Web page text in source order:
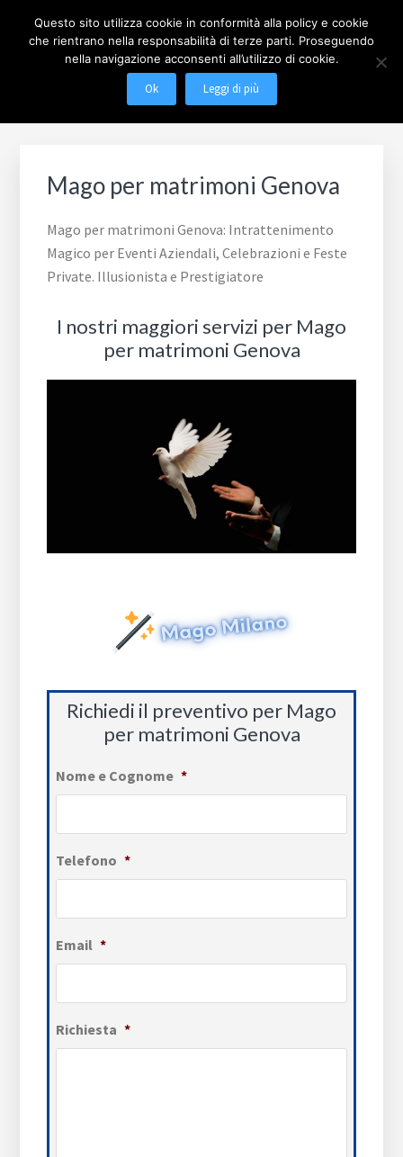
MAGO MILANO
Illusionista a Milano
Menu
Mago per matrimoni Genova
Mago per matrimoni Genova: Intrattenimento
Magico per Eventi Aziendali, Celebrazioni e Feste
Private. Illusionista e Prestigiatore
I nostri maggiori servizi per Mago
per matrimoni Genova
Richiedi il preventivo per Mago
per matrimoni Genova
Nome e Cognome *
Telefono *
Email *
Richiesta *
Questo sito utilizza cookie in conformità alla policy e cookie
che rientrano nella responsabilità di terze parti. Proseguendo
nella navigazione acconsenti all’utilizzo di cookie.
Ok Leggi di più